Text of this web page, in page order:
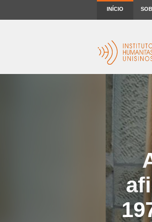
INÍCIO